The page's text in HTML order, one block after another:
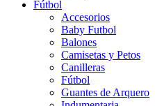
Fútbol
Accesorios
Baby Futbol
Balones
Camisetas y Petos
Canilleras
Fútbol
Guantes de Arquero